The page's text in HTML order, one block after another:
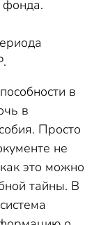
фонда.
в
в
Просто
не
это можно
тайны. В